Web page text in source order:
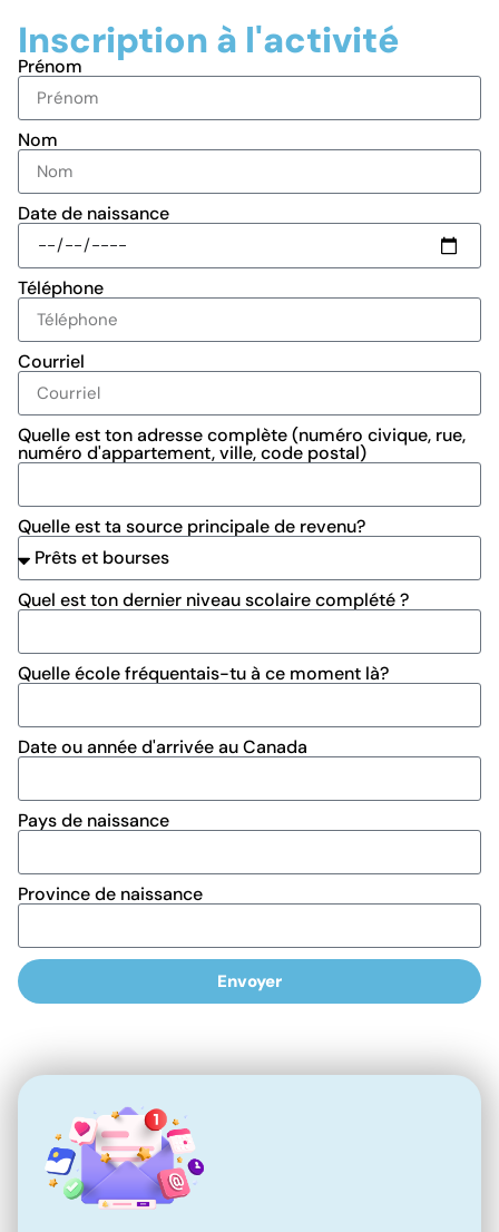
Inscription à l'activité
Prénom
Nom
Date de naissance
Téléphone
Courriel
Quelle est ton adresse complète (numéro civique, rue,
numéro d'appartement, ville, code postal)
Quelle est ta source principale de revenu?
Quel est ton dernier niveau scolaire complété ?
Quelle école fréquentais-tu à ce moment là?
Date ou année d'arrivée au Canada
Pays de naissance
Province de naissance
Envoyer